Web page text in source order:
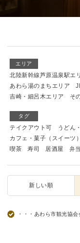
エリア
北陸新幹線芦原温泉駅エ
あわら湯のまちエリア
吉崎・細呂木エリア
そ
タグ
テイクアウト可 うどん
カフェ・菓子（スイーツ）
喫茶
寿司 居酒屋 弁当
新しい順
・・・あわら市観光協会